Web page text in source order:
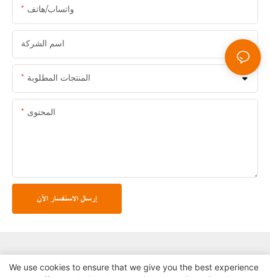
واتساب/هاتف
اسم الشركة
المنتجات المطلوبة
المحتوى
إرسال الاستفسار الآن
We use cookies to ensure that we give you the best experience